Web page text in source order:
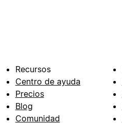
Recursos
Centro de ayuda
Precios
Blog
Comunidad